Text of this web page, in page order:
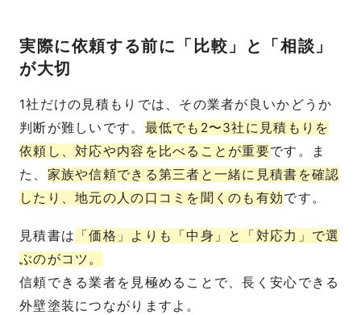
実際に依頼する前に「比較」と「相談」
が大切
1社だけの見積もりでは、その業者が良いかどうか
判断が難しいです。 最低でも2〜3社に見積もりを
依頼し、対応や内容を比べることが重要です。ま
た、 家族や信頼できる第三者と一緒に見積書を確認
したり、地元の人の口コミを聞くのも有効です。
見積書は 「価格」よりも「中身」と「対応力」で選
ぶのがコツ。
信頼できる業者を見極めることで、長く安心できる
外壁塗装につながりますよ。